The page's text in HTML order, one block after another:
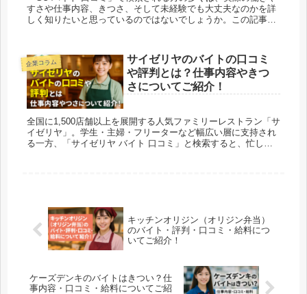
すさや仕事内容、きつさ、そして未経験でも大丈夫なのかを詳
しく知りたいと思っているのではないでしょうか。この記事で
企業コラム
サイゼリヤのバイトの口コミ
や評判とは？仕事内容やきつ
さについてご紹介！
全国に1,500店舗以上を展開する人気ファミリーレストラン「サ
イゼリヤ」。学生・主婦・フリーターなど幅広い層に支持され
る一方、「サイゼリヤ バイト 口コミ」と検索すると、忙し
キッチンオリジン（オリジン弁当）
のバイト・評判・口コミ・給料につ
いてご紹介！
ケーズデンキのバイトはきつい？仕
事内容・口コミ・給料についてご紹